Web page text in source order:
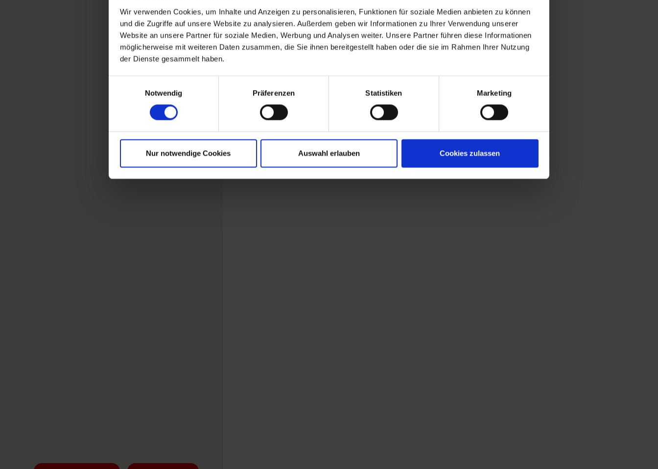
Wir verwenden Cookies, um Inhalte und Anzeigen zu personalisieren, Funktionen für soziale Medien anbieten zu können
und die Zugriffe auf unsere Website zu analysieren. Außerdem geben wir Informationen zu Ihrer Verwendung unserer
Website an unsere Partner für soziale Medien, Werbung und Analysen weiter. Unsere Partner führen diese Informationen
möglicherweise mit weiteren Daten zusammen, die Sie ihnen bereitgestellt haben oder die sie im Rahmen Ihrer Nutzung
der Dienste gesammelt haben.
Notwendig
Präferenzen Statistiken Marketing
Nur notwendige Cookies Auswahl erlauben Cookies zulassen